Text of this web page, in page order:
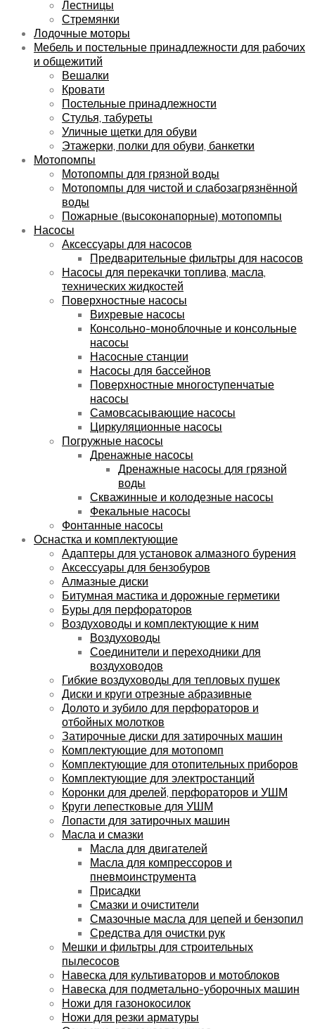
Лестницы
Стремянки
Лодочные моторы
Мебель и постельные принадлежности для рабочих
и общежитий
Вешалки
Кровати
Постельные принадлежности
Стулья, табуреты
Уличные щетки для обуви
Этажерки, полки для обуви, банкетки
Мотопомпы
Мотопомпы для грязной воды
Мотопомпы для чистой и слабозагрязнённой
воды
Пожарные (высоконапорные) мотопомпы
Насосы
Аксессуары для насосов
Предварительные фильтры для насосов
Насосы для перекачки топлива, масла,
технических жидкостей
Поверхностные насосы
Вихревые насосы
Консольно-моноблочные и консольные
насосы
Насосные станции
Насосы для бассейнов
Поверхностные многоступенчатые
насосы
Самовсасывающие насосы
Циркуляционные насосы
Погружные насосы
Дренажные насосы
Дренажные насосы для грязной
воды
Скважинные и колодезные насосы
Фекальные насосы
Фонтанные насосы
Оснастка и комплектующие
Адаптеры для установок алмазного бурения
Аксессуары для бензобуров
Алмазные диски
Битумная мастика и дорожные герметики
Буры для перфораторов
Воздуховоды и комплектующие к ним
Воздуховоды
Соединители и переходники для
воздуховодов
Гибкие воздуховоды для тепловых пушек
Диски и круги отрезные абразивные
Долото и зубило для перфораторов и
отбойных молотков
Затирочные диски для затирочных машин
Комплектующие для мотопомп
Комплектующие для отопительных приборов
Комплектующие для электростанций
Коронки для дрелей, перфораторов и УШМ
Круги лепестковые для УШМ
Лопасти для затирочных машин
Масла и смазки
Масла для двигателей
Масла для компрессоров и
пневмоинструмента
Присадки
Смазки и очистители
Смазочные масла для цепей и бензопил
Средства для очистки рук
Мешки и фильтры для строительных
пылесосов
Навеска для культиваторов и мотоблоков
Навеска для подметально-уборочных машин
Ножи для газонокосилок
Ножи для резки арматуры